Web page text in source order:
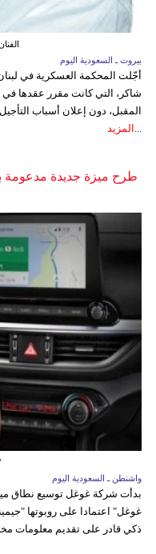
بيروت ـ السعودية اليوم
أجّلت المحكمة العسكرية في
المقبل، دون إعلان أسباب
... المزيد
طرح ميزة جديدة مدعومة
واشنطن ـ السعودية اليوم
بدأت شركة غوغل توسيع نطاق
غوغل" اعتمادا على روبوتها
ذكي قادر على تقديم معلومات